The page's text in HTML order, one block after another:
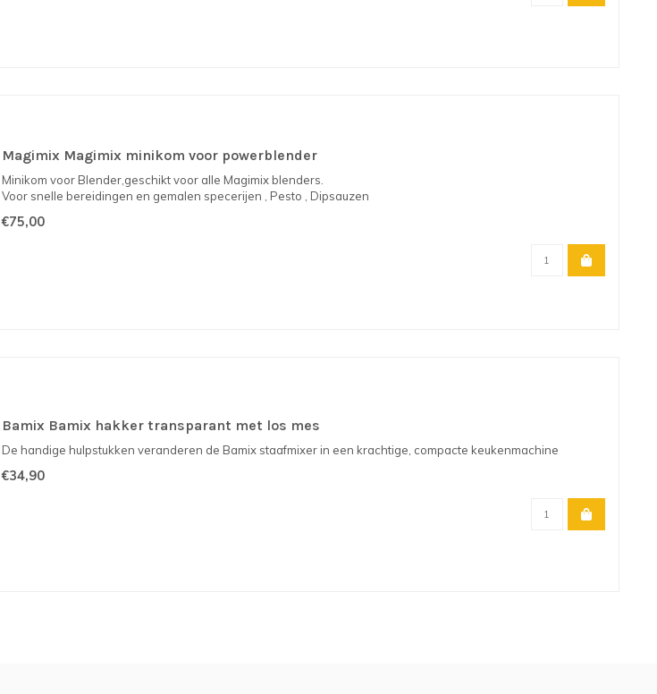
Magimix Magimix minikom voor powerblender
Minikom voor Blender,geschikt voor alle Magimix blenders.
Voor snelle bereidingen en gemalen specerijen , Pesto , Dipsauzen
€75,00
Bamix Bamix hakker transparant met los mes
De handige hulpstukken veranderen de Bamix staafmixer in een krachtige, compacte keukenmachine
€34,90